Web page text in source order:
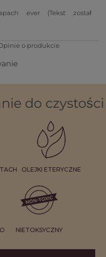
ever (Tekst został
o produkcie
do czystości
OLEJKI ETERYCZNE
NIETOKSYCZNY